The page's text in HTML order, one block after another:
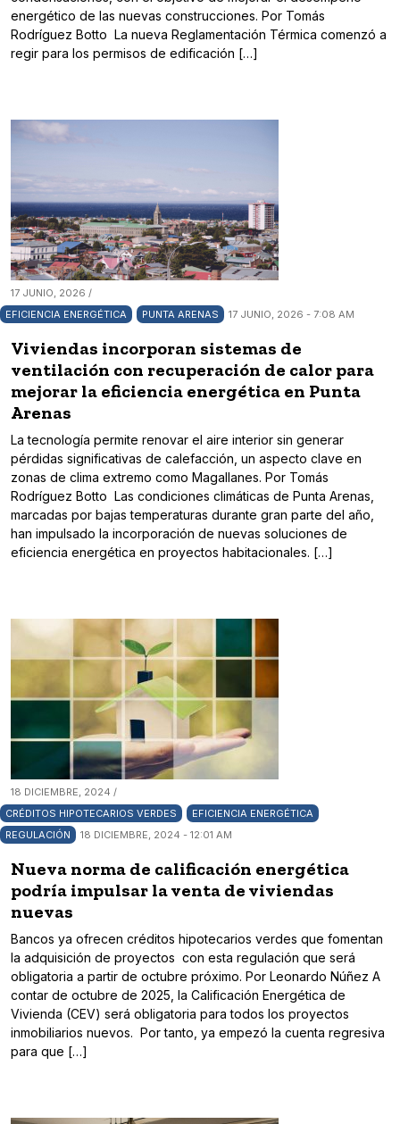
energético de las nuevas construcciones. Por Tomás
Rodríguez Botto La nueva Reglamentación Térmica comenzó a
regir para los permisos de edificación […]
17 JUNIO, 2026 /
EFICIENCIA ENERGÉTICA
PUNTA ARENAS 17 JUNIO, 2026 - 7:08 AM
Viviendas incorporan sistemas de
ventilación con recuperación de calor para
mejorar la eficiencia energética en Punta
Arenas
La tecnología permite renovar el aire interior sin generar
pérdidas significativas de calefacción, un aspecto clave en
zonas de clima extremo como Magallanes. Por Tomás
Rodríguez Botto Las condiciones climáticas de Punta Arenas,
marcadas por bajas temperaturas durante gran parte del año,
han impulsado la incorporación de nuevas soluciones de
eficiencia energética en proyectos habitacionales. […]
18 DICIEMBRE, 2024 /
CRÉDITOS HIPOTECARIOS VERDES
EFICIENCIA ENERGÉTICA
REGULACIÓN
18 DICIEMBRE, 2024 - 12:01 AM
Nueva norma de calificación energética
podría impulsar la venta de viviendas
nuevas
Bancos ya ofrecen créditos hipotecarios verdes que fomentan
la adquisición de proyectos con esta regulación que será
obligatoria a partir de octubre próximo. Por Leonardo Núñez A
contar de octubre de 2025, la Calificación Energética de
Vivienda (CEV) será obligatoria para todos los proyectos
inmobiliarios nuevos. Por tanto, ya empezó la cuenta regresiva
para que […]